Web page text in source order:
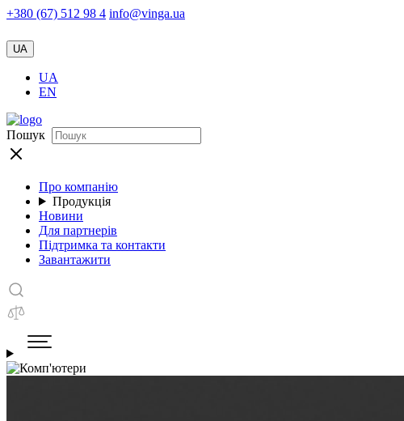
+380 (67) 512 98 4 info@vinga.ua
UA
UA
EN
Пошук
Про компанію
Продукція
Новини
Для партнерів
Підтримка та контакти
Завантажити